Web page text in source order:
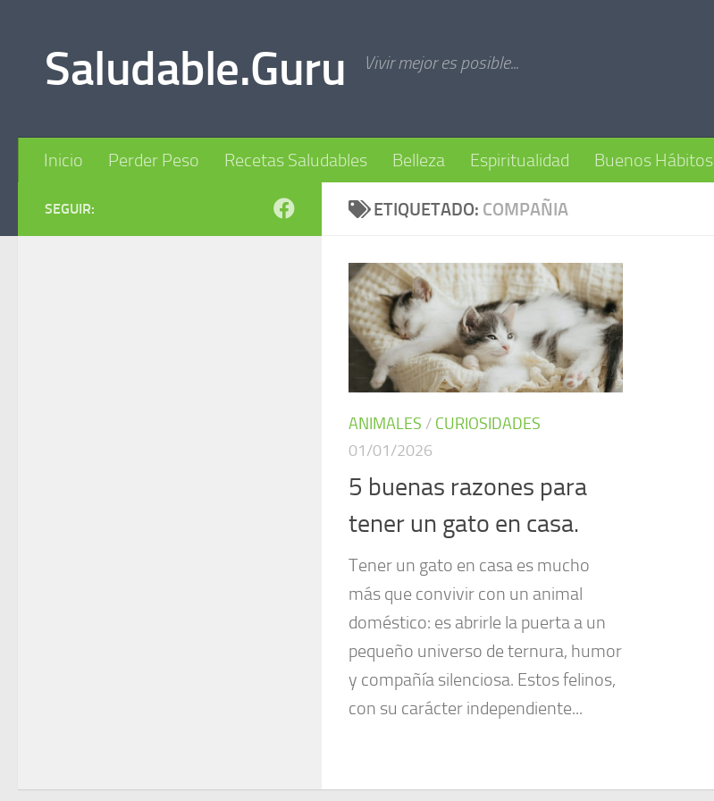
Saludable.Guru Vivir mejor es posible...
Inicio Perder Peso Recetas Saludables Belleza Espiritualidad Buenos Hábitos
ETIQUETADO: COMPAÑIA
ANIMALES / CURIOSIDADES
01/01/2026
5 buenas razones para
tener un gato en casa.
Tener un gato en casa es mucho
más que convivir con un animal
doméstico: es abrirle la puerta a un
pequeño universo de ternura, humor
y compañía silenciosa. Estos felinos,
con su carácter independiente...
SEGUIR: